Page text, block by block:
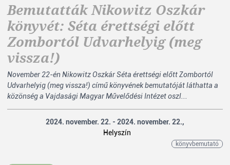
Bemutatták Nikowitz Oszkár
könyvét: Séta érettségi előtt
Zombortól Udvarhelyig (meg
vissza!)
November 22-én Nikowitz Oszkár Séta érettségi előtt Zombortól
Udvarhelyig (meg vissza!) című könyvének bemutatóját láthatta a
közönség a Vajdasági Magyar Művelődési Intézet oszl...
2024. november. 22. - 2024. november. 22.,
Helyszín
könyvbemutató